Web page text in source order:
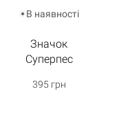
В наявності
Значок
Суперпес
395 грн